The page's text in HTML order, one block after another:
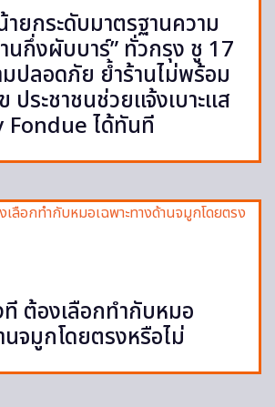
ยกระดับมาตรฐานความ
นกึ่งผับบาร์” ทั่วกรุง ชู 17
ปลอดภัย ย้ำร้านไม่พร้อม
ประชาชนช่วยแจ้งเบาะแส
ได้ทันที
ต้องเลือกทำกับหมอ
นจมูกโดยตรงหรือไม่